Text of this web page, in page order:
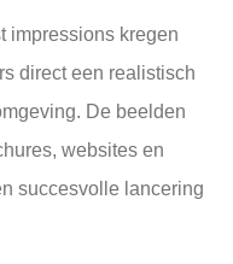
impressions kregen
direct een realistisch
De beelden
websites en
succesvolle lancering